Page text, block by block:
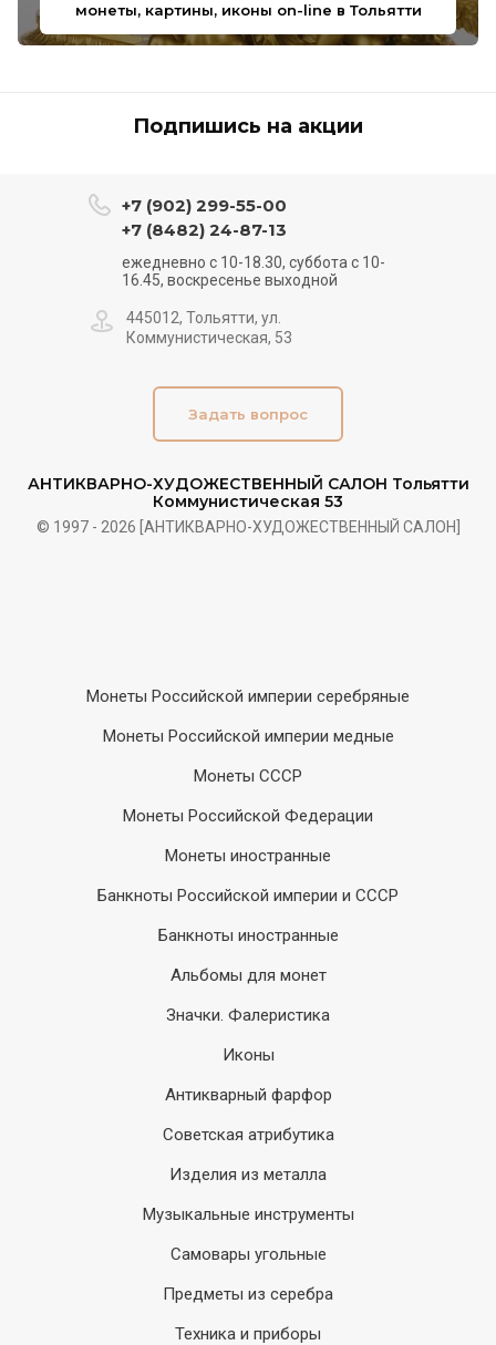
монеты, картины, иконы on-line в Тольятти
Подпишись на акции
АНТИКВАРНО-ХУДОЖЕСТВЕННЫЙ САЛОН Тольятти
Коммунистическая 53
© 1997 - 2026 [АНТИКВАРНО-ХУДОЖЕСТВЕННЫЙ САЛОН]
+7 (902) 299-55-00
+7 (8482) 24-87-13
ежедневно с 10-18.30, суббота с 10-
16.45, воскресенье выходной
445012, Тольятти, ул.
Коммунистическая, 53
Задать вопрос
Монеты Российской империи серебряные
Монеты Российской империи медные
Монеты СССР
Монеты Российской Федерации
Монеты иностранные
Банкноты Российской империи и СССР
Банкноты иностранные
Альбомы для монет
Значки. Фалеристика
Иконы
Антикварный фарфор
Советская атрибутика
Изделия из металла
Музыкальные инструменты
Самовары угольные
Предметы из серебра
Техника и приборы